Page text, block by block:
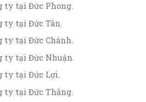
ty tại Đức Phong.
ty tại Đức Tân.
ty tại Đức Chánh.
ty tại Đức Nhuận.
ty tại Đức Lợi.
ty tại Đức Thắng.